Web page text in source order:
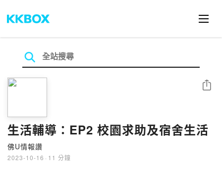
生活輔導：EP2 校園求助及宿舍生活
佛U情報讚
2023-10-16 · 11 分鐘
分享